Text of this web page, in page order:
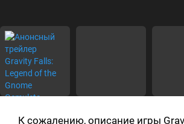
К сожалению, описание игры